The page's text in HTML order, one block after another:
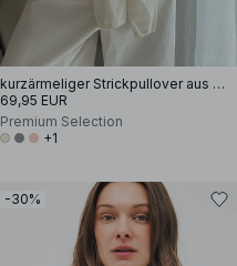
kurzärmeliger Strickpullover aus Alpakamischung
69,95 EUR
Premium Selection
+1
-30%